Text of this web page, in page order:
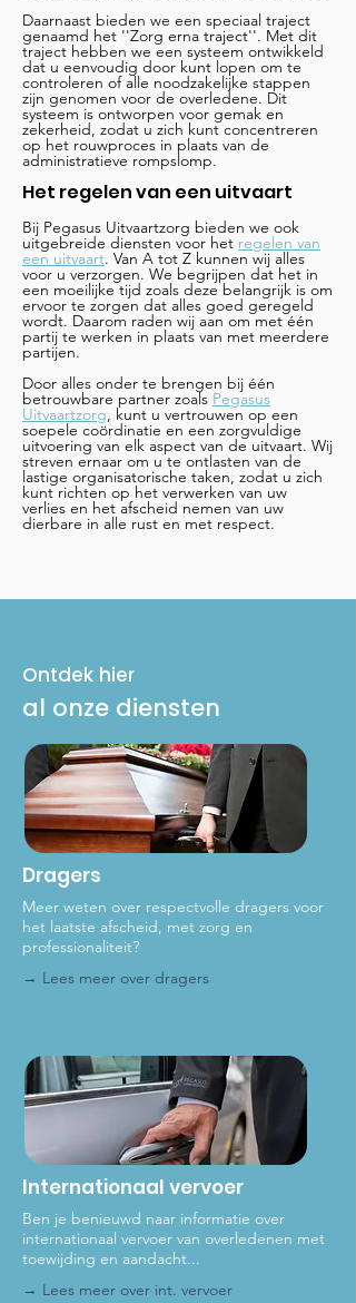
Daarnaast bieden we een speciaal traject
genaamd het ''Zorg erna traject''. Met dit
traject hebben we een systeem ontwikkeld
dat u eenvoudig door kunt lopen om te
controleren of alle noodzakelijke stappen
zijn genomen voor de overledene. Dit
systeem is ontworpen voor gemak en
zekerheid, zodat u zich kunt concentreren
op het rouwproces in plaats van de
administratieve rompslomp.
Het regelen van een uitvaart
Bij Pegasus Uitvaartzorg bieden we ook
uitgebreide diensten voor het regelen van
een uitvaart. Van A tot Z kunnen wij alles
voor u verzorgen. We begrijpen dat het in
een moeilijke tijd zoals deze belangrijk is om
ervoor te zorgen dat alles goed geregeld
wordt. Daarom raden wij aan om met één
partij te werken in plaats van met meerdere
partijen.
Door alles onder te brengen bij één
betrouwbare partner zoals Pegasus
Uitvaartzorg, kunt u vertrouwen op een
soepele coördinatie en een zorgvuldige
uitvoering van elk aspect van de uitvaart. Wij
streven ernaar om u te ontlasten van de
lastige organisatorische taken, zodat u zich
kunt richten op het verwerken van uw
verlies en het afscheid nemen van uw
dierbare in alle rust en met respect.
Ontdek hier
al onze diensten
Dragers
Meer weten over respectvolle dragers voor
het laatste afscheid, met zorg en
professionaliteit?
→ Lees meer over dragers
Internationaal vervoer
Ben je benieuwd naar informatie over
internationaal vervoer van overledenen met
toewijding en aandacht...
→ Lees meer over int. vervoer